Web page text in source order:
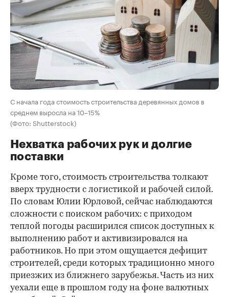
С начала года стоимость строительства деревянных домов в
среднем выросла на 10–15%
(Фото: Shutterstock)
Нехватка рабочих рук и долгие
поставки
Кроме того, стоимость строительства толкают
вверх трудности с логистикой и рабочей силой.
По словам Юлии Юрловой, сейчас наблюдаются
сложности с поиском рабочих: с приходом
теплой погоды расширился список доступных к
выполнению работ и активизировался на
работников. Но при этом ощущается дефицит
строителей, среди которых традиционно много
приезжих из ближнего зарубежья. Часть из них
уехали еще в прошлом году на фоне валютных